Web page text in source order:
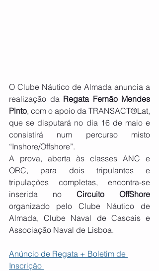
O Clube Náutico de Almada anuncia a
realização da Regata Fernão Mendes
Pinto, com o apoio da TRANSACT®Lat,
que se disputará no dia 16 de maio e
consistirá num percurso misto
“Inshore/Offshore”.
A prova, aberta às classes ANC e
ORC, para dois tripulantes e
tripulações completas, encontra-se
inserida no Circuito OffShore
organizado pelo Clube Náutico de
Almada, Clube Naval de Cascais e
Associação Naval de Lisboa.
Anúncio de Regata + Boletim de
Inscrição